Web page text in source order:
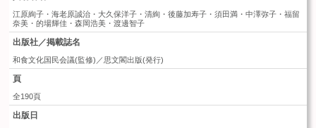
江原絢子・海老原誠治・大久保洋子・清絢・後藤加寿子・須田満・中澤弥子・福留
奈美・的場輝佳・森岡浩美・渡邊智子
出版社／掲載誌名
和食文化国民会議(監修)／思文閣出版(発行)
頁
全190頁
出版日